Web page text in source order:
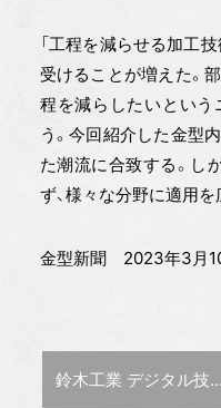
「工程を減らせる加工
受けることが増えた。
程を減らしたいという
う。今回紹介した金型
た潮流に合致する。し
ず、様々な分野に適用を
金型新聞 2023年3月
前の記事 :
鈴木工業 デジタル技術を駆使し、スピード追求した金型づくり【金型の底力】